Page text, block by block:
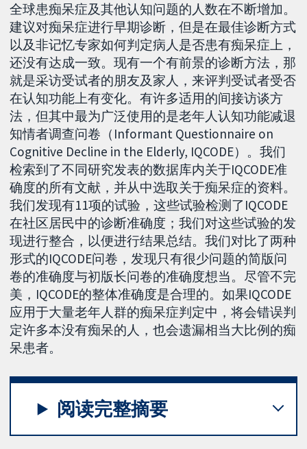
全球患痴呆症及其他认知问题的人数在不断增加。
建议对痴呆症进行早期诊断，但是在最佳诊断方式
以及非记忆专家如何判定病人是否患有痴呆症上，
还没有达成一致。现有一个有前景的诊断方法，那
就是采访受试者的朋友及家人，来评判受试者受否
在认知功能上有变化。有许多适用的间接访谈方
法，但其中最为广泛使用的是老年人认知功能减退
知情者调查问卷（Informant Questionnaire on
Cognitive Decline in the Elderly, IQCODE）。我们
检索到了不同研究发表的数据库内关于IQCODE准
确度的所有文献，并从中选取关于痴呆症的资料。
我们发现有11项的试验，这些试验检测了IQCODE
在社区居民中的诊断准确度；我们对这些试验的发
现进行整合，以便进行结果总结。我们对比了两种
形式的IQCODE问卷，发现只有很少问题的简版问
卷的准确度与初版长问卷的准确度想当。尽管不完
美，IQCODE的整体准确度是合理的。如果IQCODE
应用于大量老年人群的痴呆症判定中，将会错误判
定许多本没有痴呆的人，也会遗漏相当大比例的痴
呆患者。
阅读完整摘要